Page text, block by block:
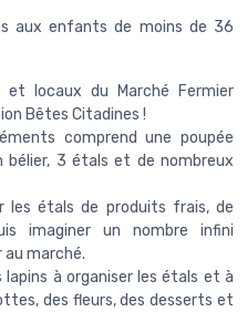
aux enfants de moins de 36
locaux du Marché Fermier
Bêtes Citadines !
comprend une poupée
bélier, 3 étals et de nombreux
les étals de produits frais, de
imaginer un nombre infini
au marché.
lapins à organiser les étals et à
des fleurs, des desserts et